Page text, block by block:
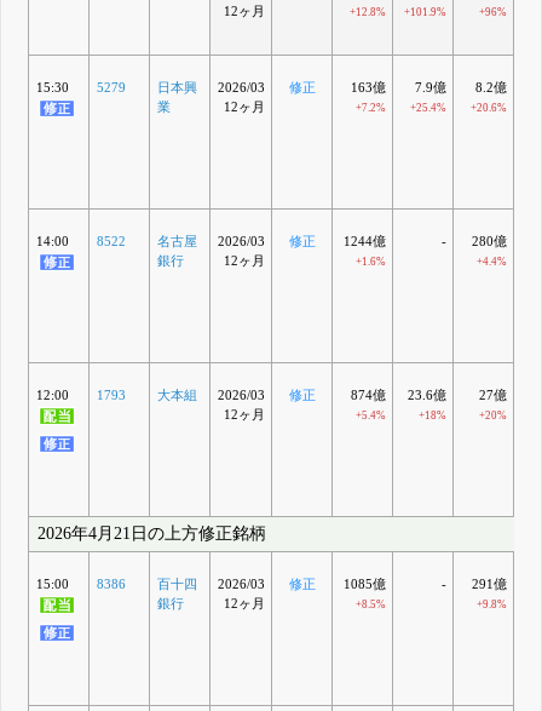
12ヶ月
+12.8% +101.9% +96%
15:30 5279
日本興
業
2026/03
12ヶ月
修正 163億
+7.2%
7.9億
+25.4%
8.2億
+20.6%
14:00 8522
名古屋
銀行
2026/03
12ヶ月
修正 1244億
+1.6%
- 280億
+4.4%
12:00 1793 大本組
2026/03
12ヶ月
修正 874億
+5.4%
23.6億
+18%
27億
+20%
2026年4月21日の上方修正銘柄
15:00 8386
百十四
銀行
2026/03
12ヶ月
修正 1085億
+8.5%
- 291億
+9.8%